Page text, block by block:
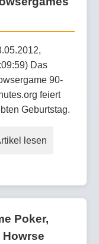
Das
90-
feiert
Geburtstag.
lesen
Poker,